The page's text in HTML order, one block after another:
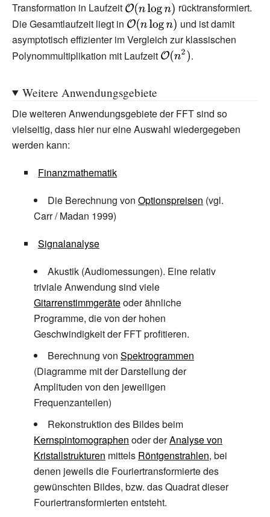
{O}}(n)}
Transformation in Laufzeit {\displaystyle
{\mathcal
{O}}(n\log n)}
rücktransformiert.
Die Gesamtlaufzeit liegt in {\displaystyle
{\mathcal
{O}}(n\log n)}
und ist damit
asymptotisch effizienter im Vergleich zur klassischen
Polynommultiplikation mit Laufzeit {\displaystyle
.
Weitere Anwendungsgebiete
Die weiteren Anwendungsgebiete der FFT sind so
vielseitig, dass hier nur eine Auswahl wiedergegeben
werden kann:
Finanzmathematik
Die Berechnung von Optionspreisen (vgl.
Carr / Madan 1999)
Signalanalyse
Akustik (Audiomessungen). Eine relativ
triviale Anwendung sind viele
Gitarrenstimmgeräteoder ähnliche
Programme, die von der hohen
Geschwindigkeit der FFT profitieren.
Berechnung von Spektrogrammen
(Diagramme mit der Darstellung der
Amplituden von den jeweiligen
Frequenzanteilen)
Rekonstruktion des Bildes beim
Kernspintomographen oder derAnalyse von
Kristallstrukturen mittels Röntgenstrahlen, bei
denen jeweils die Fouriertransformierte des
gewünschten Bildes, bzw. das Quadrat dieser
Fouriertransformierten entsteht.